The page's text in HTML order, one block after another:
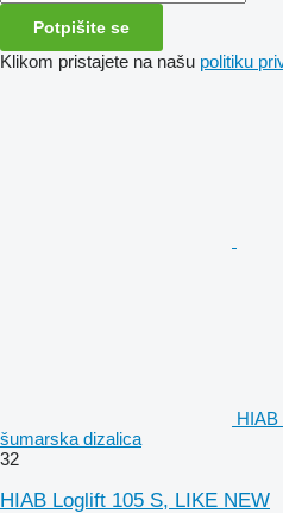
Potpišite se
Klikom pristajete na našu politiku
HIAB
šumarska dizalica
32
HIAB Loglift 105 S, LIKE NEW